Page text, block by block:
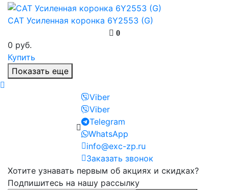
CAT Усиленная коронка 6Y2553 (G)
0
0 руб.
Купить
Показать еще
Viber
Viber
Telegram
WhatsApp
info@exc-zp.ru
Заказать звонок
Хотите узнавать первым об акциях и скидках?
Подпишитесь на нашу рассылку